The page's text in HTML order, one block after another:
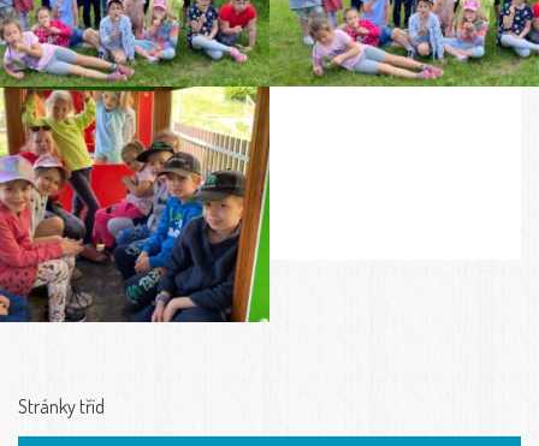
Stránky tříd